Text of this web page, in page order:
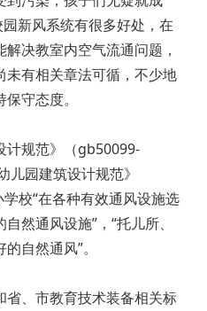
新风系统有很多好处，在
决教室内空气流通问题，
有相关章法可循，不少地
守态度。
计规范》（gb50099-
园建筑设计规范》
校“在各种有效通风设施选
然通风设施”，“托儿所、
自然通风”。
省、市教育技术装备相关标